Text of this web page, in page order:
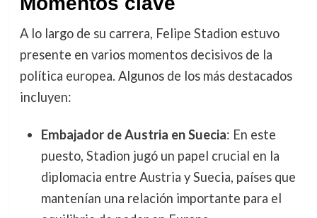
A lo largo de su carrera, Felipe Stadion estuvo
presente en varios momentos decisivos de la
política europea. Algunos de los más destacados
incluyen:
Embajador de Austria en Suecia: En este
puesto, Stadion jugó un papel crucial en la
diplomacia entre Austria y Suecia, países que
mantenían una relación importante para el